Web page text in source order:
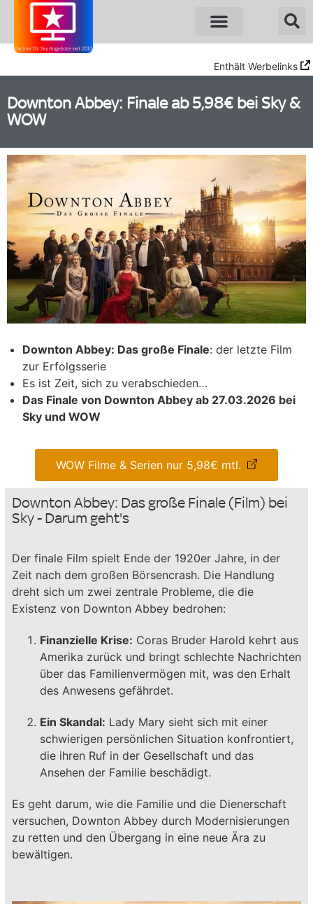
Enthält Werbelinks
Downton Abbey: Finale ab 5,98€ bei Sky &
WOW
Downton Abbey: Das große Finale: der letzte Film
zur Erfolgsserie
Es ist Zeit, sich zu verabschieden…
Das Finale von Downton Abbey ab 27.03.2026 bei
Sky und WOW
WOW Filme & Serien nur 5,98€ mtl.
Downton Abbey: Das große Finale (Film) bei
Sky - Darum geht's
Der finale Film spielt Ende der 1920er Jahre, in der
Zeit nach dem großen Börsencrash. Die Handlung
dreht sich um zwei zentrale Probleme, die die
Existenz von Downton Abbey bedrohen:
Finanzielle Krise: Coras Bruder Harold kehrt aus
Amerika zurück und bringt schlechte Nachrichten
über das Familienvermögen mit, was den Erhalt
des Anwesens gefährdet.
Ein Skandal: Lady Mary sieht sich mit einer
schwierigen persönlichen Situation konfrontiert,
die ihren Ruf in der Gesellschaft und das
Ansehen der Familie beschädigt.
Es geht darum, wie die Familie und die Dienerschaft
versuchen, Downton Abbey durch Modernisierungen
zu retten und den Übergang in eine neue Ära zu
bewältigen.